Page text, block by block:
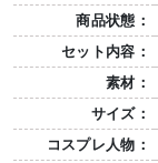
商品状態：
セット内容：
素材：
サイズ：
コスプレ人物：